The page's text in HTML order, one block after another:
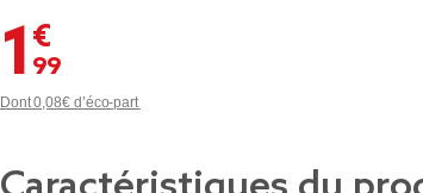
1,99 €
Dont 0,08€ d’éco-part